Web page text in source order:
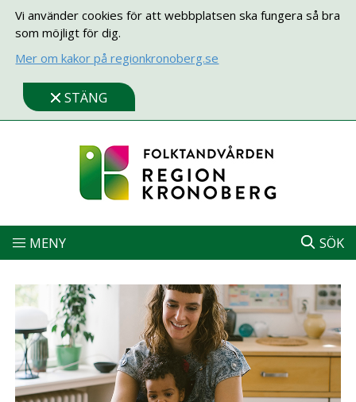
Vi använder cookies för att webbplatsen ska fungera så bra
som möjligt för dig.
Mer om kakor på regionkronoberg.se
STÄNG
MENY SÖK